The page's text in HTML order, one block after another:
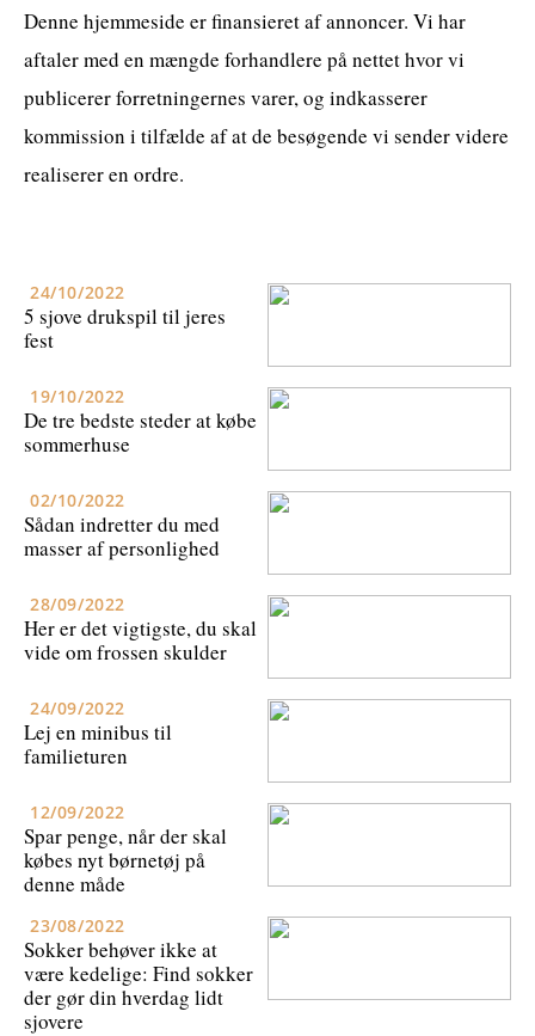
Denne hjemmeside er finansieret af annoncer. Vi har
aftaler med en mængde forhandlere på nettet hvor vi
publicerer forretningernes varer, og indkasserer
kommission i tilfælde af at de besøgende vi sender videre
realiserer en ordre.
24/10/2022
5 sjove drukspil til jeres
fest
19/10/2022
De tre bedste steder at købe
sommerhuse
02/10/2022
Sådan indretter du med
masser af personlighed
28/09/2022
Her er det vigtigste, du skal
vide om frossen skulder
24/09/2022
Lej en minibus til
familieturen
12/09/2022
Spar penge, når der skal
købes nyt børnetøj på
denne måde
23/08/2022
Sokker behøver ikke at
være kedelige: Find sokker
der gør din hverdag lidt
sjovere